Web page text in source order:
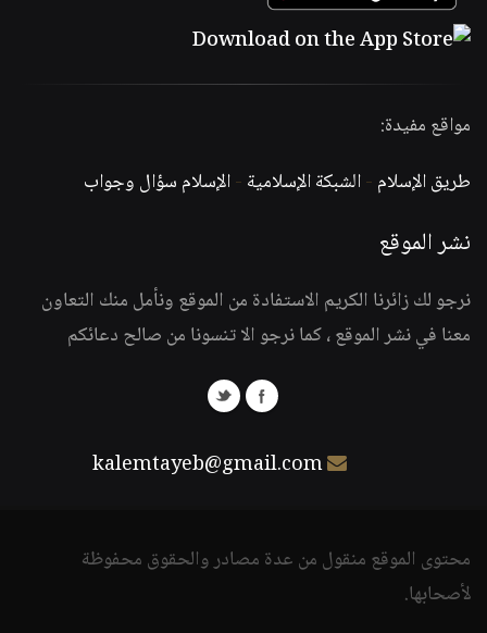
مواقع مفيدة:
طريق الإسلام -الشبكة الإسلامية -الإسلام سؤال وجواب
نشر الموقع
نرجو لك زائرنا الكريم الاستفادة من الموقع ونأمل منك التعاون
معنا في نشر الموقع ، كما نرجو الا تنسونا من صالح دعائكم
kalemtayeb@gmail.com
محتوى الموقع منقول من عدة مصادر والحقوق محفوظة
لأصحابها.